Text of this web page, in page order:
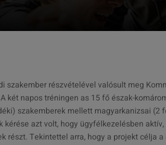
szakember részvételével valósult meg
két napos tréningen as 15 fő észak-
szakemberek mellett magyarkanizsai (2
azt volt, hogy ügyfélkezelésben
részt. Tekintettel arra, hogy a projekt célja